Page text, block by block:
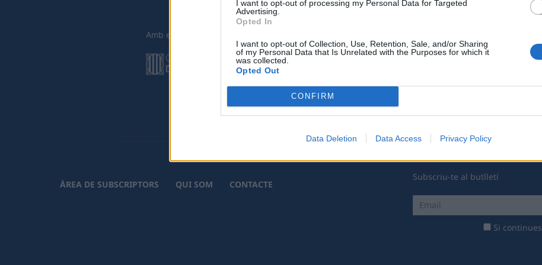
I want to opt-out of processing my Personal Data for Targeted
Advertising.
Opted In
I want to opt-out of Collection, Use, Retention, Sale, and/or Sharing
of my Personal Data that Is Unrelated with the Purposes for which it
was collected.
Opted Out
CONFIRM
Data Deletion Data Access Privacy Policy
Amb el suport de
ÀREA DE SUBSCRIPTORS QUI SOM CONTACTE
Subscriu-te al butlletí
Si